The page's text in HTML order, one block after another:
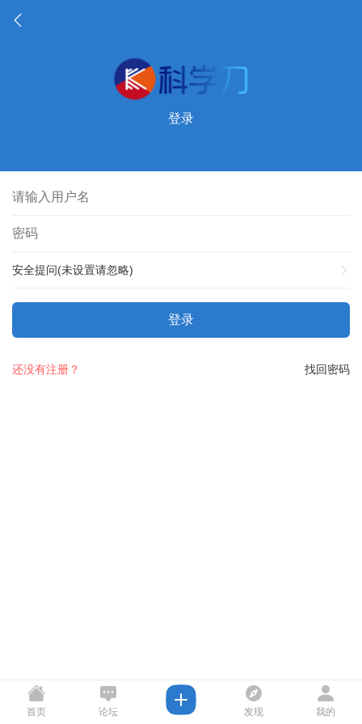
登录
安全提问(未设置请忽略)
登录
找回密码
还没有注册？
首页 论坛 发现 我的